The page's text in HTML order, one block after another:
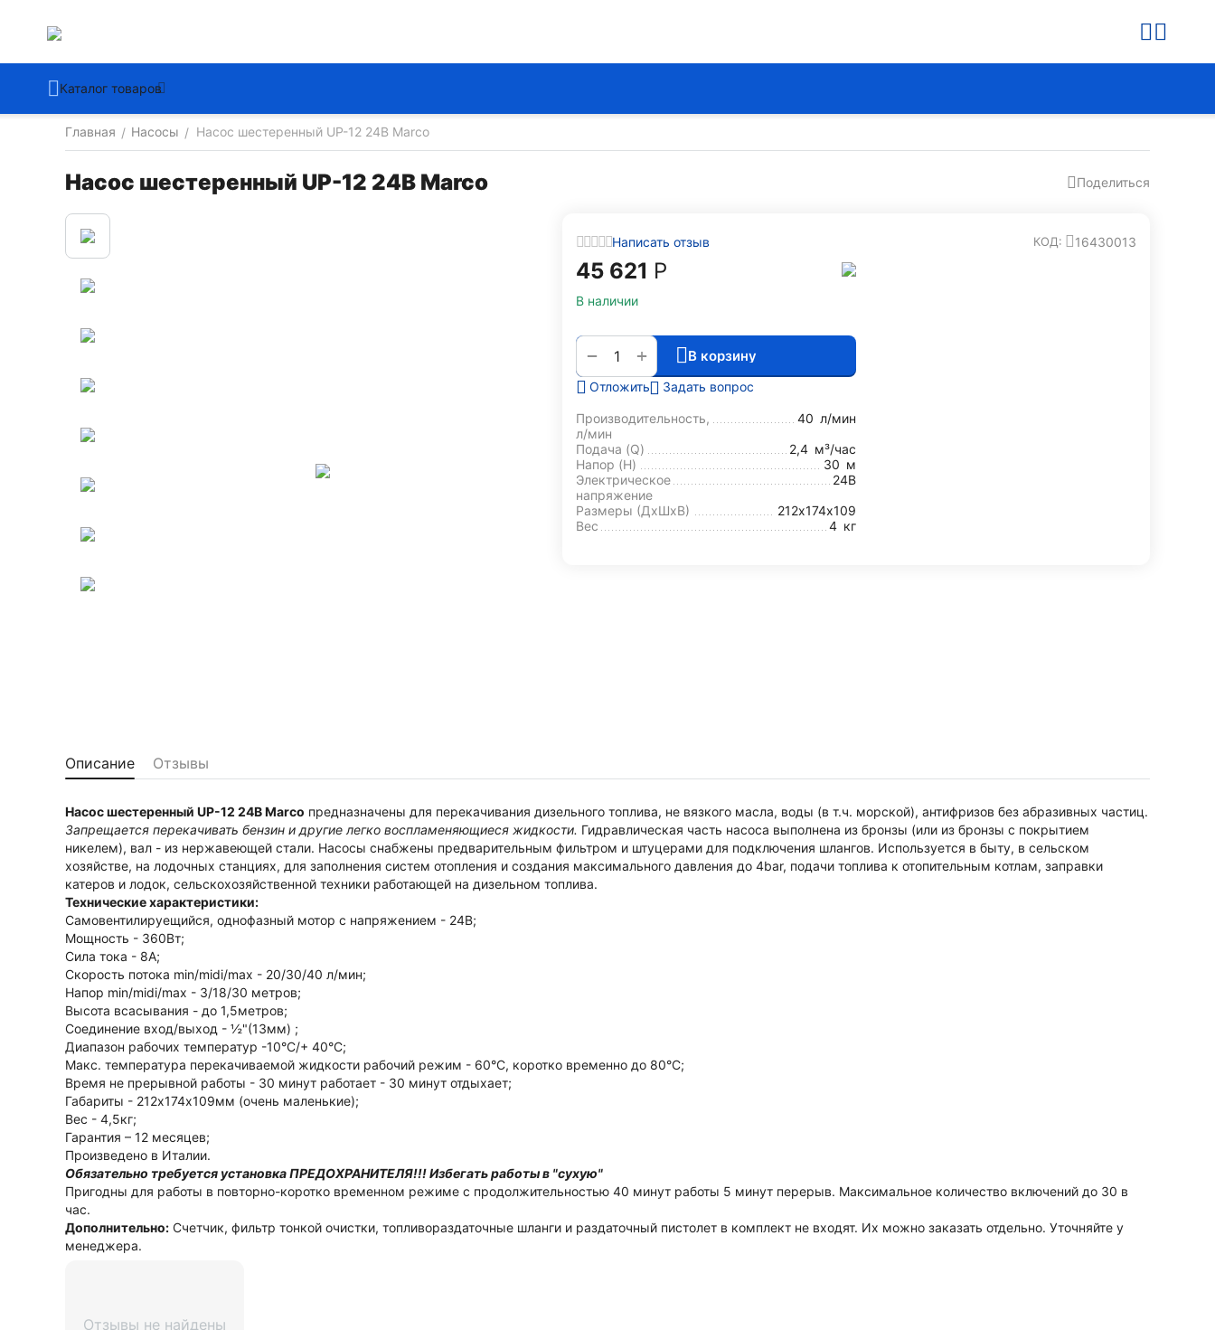
Каталог товаров
Главная / Насосы / Насос шестеренный UP-12 24В Marco
Насос шестеренный UP-12 24В Marco Поделиться
Написать отзыв КОД: 16430013
45 621 Р
В наличии
+
− В корзину
Отложить Задать вопрос
Производительность,
л/мин
40 л/мин
Подача (Q)
2,4 м³/час
Напор (H)
30 м
Электрическое
напряжение
24В
Размеры (ДхШxВ)
212х174х109
Вес
4 кг
Описание Отзывы
Насос шестеренный UP-12 24В Marco предназначены для перекачивания дизельного топлива, не вязкого масла, воды (в т.ч. морской), антифризов без абразивных частиц.
Запрещается перекачивать бензин и другие легко воспламеняющиеся жидкости. Гидравлическая часть насоса выполнена из бронзы (или из бронзы с покрытием
никелем), вал - из нержавеющей стали. Насосы снабжены предварительным фильтром и штуцерами для подключения шлангов. Используется в быту, в сельском
хозяйстве, на лодочных станциях, для заполнения систем отопления и создания максимального давления до 4bar, подачи топлива к отопительным котлам, заправки
катеров и лодок, сельскохозяйственной техники работающей на дизельном топлива.
Технические характеристики:
Самовентилируещийся, однофазный мотор с напряжением - 24В;
Мощность - 360Вт;
Сила тока - 8А;
Скорость потока min/midi/max - 20/30/40 л/мин;
Напор min/midi/max - 3/18/30 метров;
Высота всасывания - до 1,5метров;
Соединение вход/выход - ½"(13мм) ;
Диапазон рабочих температур -10°С/+ 40°С;
Макс. температура перекачиваемой жидкости рабочий режим - 60°С, коротко временно до 80°С;
Время не прерывной работы - 30 минут работает - 30 минут отдыхает;
Габариты - 212х174х109мм (очень маленькие);
Вес - 4,5кг;
Гарантия – 12 месяцев;
Произведено в Италии.
Обязательно требуется установка ПРЕДОХРАНИТЕЛЯ!!! Избегать работы в "сухую"
Пригодны для работы в повторно-коротко временном режиме с продолжительностью 40 минут работы 5 минут перерыв. Максимальное количество включений до 30 в
час.
Дополнительно: Счетчик, фильтр тонкой очистки, топливораздаточные шланги и раздаточный пистолет в комплект не входят. Их можно заказать отдельно. Уточняйте у
менеджера.
Отзывы не найдены